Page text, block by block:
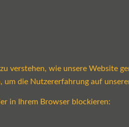
verstehen, wie unsere
die Nutzererfahrung auf
in Ihrem Browser blockieren: